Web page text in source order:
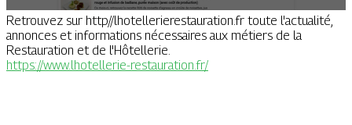
Retrouvez sur http//lhotellerierestauration.fr toute l'actualité,
annonces et informations nécessaires aux métiers de la
Restauration et de l'Hôtellerie.
https://www.lhotellerie-restauration.fr/